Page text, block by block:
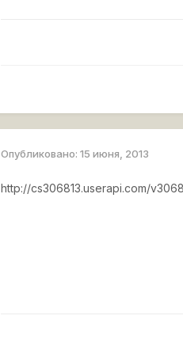
Опубликовано:15 июня, 2013
http://cs306813.userapi.com/